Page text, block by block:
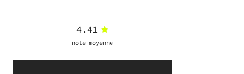
4.41
note moyenne